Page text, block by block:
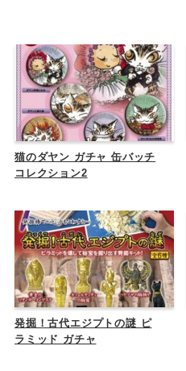
猫のダヤン ガチャ 缶バッチ
コレクション2
発掘！古代エジプトの謎 ピ
ラミッド ガチャ